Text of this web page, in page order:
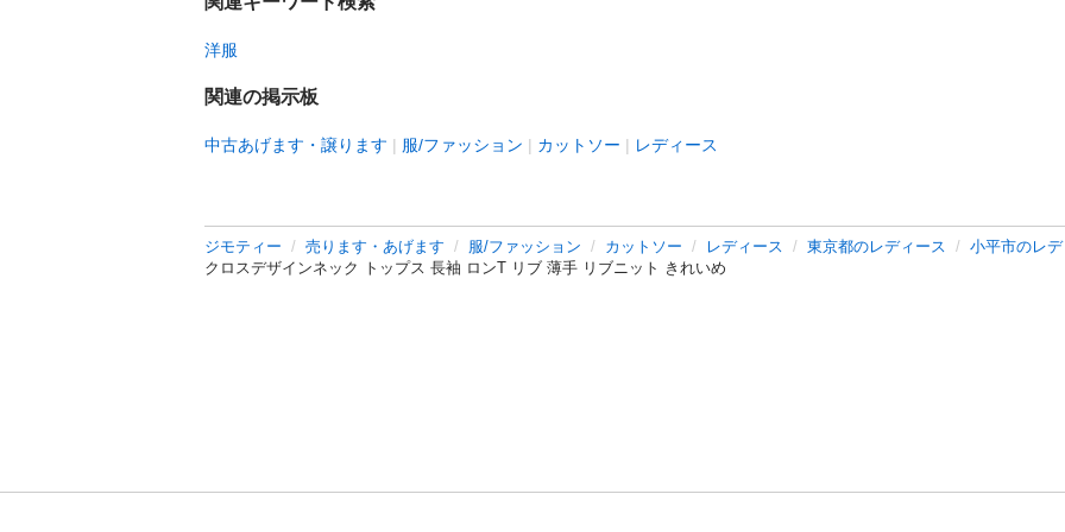
洋服
関連の掲示板
中古あげます・譲ります 服/ファッション カットソー レディース
ジモティー 売ります・あげます 服/ファッション カットソー レディース 東京都のレディース
小平市のレ
クロスデザインネック トップス 長袖 ロンT リブ 薄手 リブニット きれいめ